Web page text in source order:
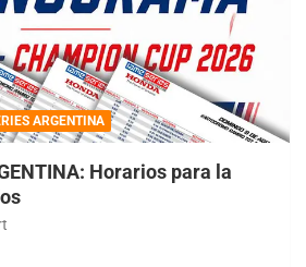
ARGENTINA
Horarios para la